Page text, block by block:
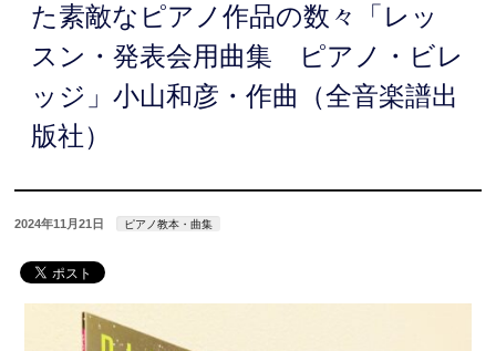
た素敵なピアノ作品の数々「レッ
スン・発表会用曲集 ピアノ・ビレ
ッジ」小山和彦・作曲（全音楽譜出
版社）
2024年11月21日 ピアノ教本・曲集